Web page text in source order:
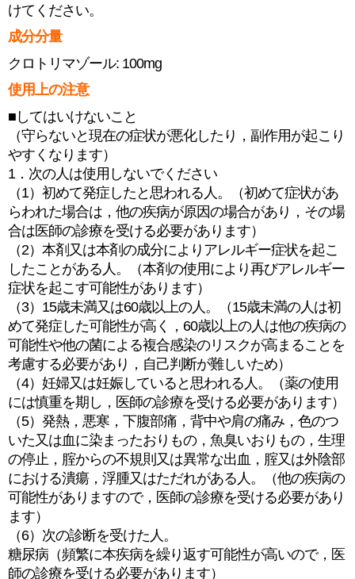
けてください。
成分分量
クロトリマゾール: 100mg
使用上の注意
■してはいけないこと
（守らないと現在の症状が悪化したり，副作用が起こり
やすくなります）
1．次の人は使用しないでください
（1）初めて発症したと思われる人。（初めて症状があ
らわれた場合は，他の疾病が原因の場合があり，その場
合は医師の診療を受ける必要があります）
（2）本剤又は本剤の成分によりアレルギー症状を起こ
したことがある人。（本剤の使用により再びアレルギー
症状を起こす可能性があります）
（3）15歳未満又は60歳以上の人。（15歳未満の人は初
めて発症した可能性が高く，60歳以上の人は他の疾病の
可能性や他の菌による複合感染のリスクが高まることを
考慮する必要があり，自己判断が難しいため）
（4）妊婦又は妊娠していると思われる人。（薬の使用
には慎重を期し，医師の診療を受ける必要があります）
（5）発熱，悪寒，下腹部痛，背中や肩の痛み，色のつ
いた又は血に染まったおりもの，魚臭いおりもの，生理
の停止，腟からの不規則又は異常な出血，腟又は外陰部
における潰瘍，浮腫又はただれがある人。（他の疾病の
可能性がありますので，医師の診療を受ける必要があり
ます）
（6）次の診断を受けた人。
糖尿病（頻繁に本疾病を繰り返す可能性が高いので，医
師の診療を受ける必要があります）